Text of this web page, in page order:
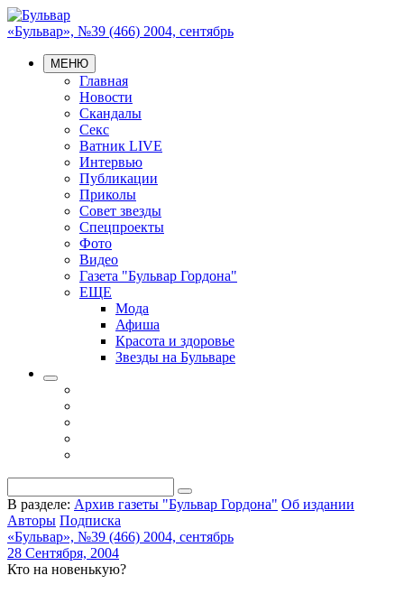
«Бульвар», №39 (466) 2004, сентябрь
МЕНЮ
Главная
Новости
Скандалы
Секс
Ватник LIVE
Интервью
Публикации
Приколы
Совет звезды
Спецпроекты
Фото
Видео
Газета "Бульвар Гордона"
ЕЩЕ
Мода
Афиша
Красота и здоровье
Звезды на Бульваре
В разделе: Архив газеты "Бульвар Гордона" Об издании
Авторы Подписка
«Бульвар», №39 (466) 2004, сентябрь
28 Сентября, 2004
Кто на новенькую?